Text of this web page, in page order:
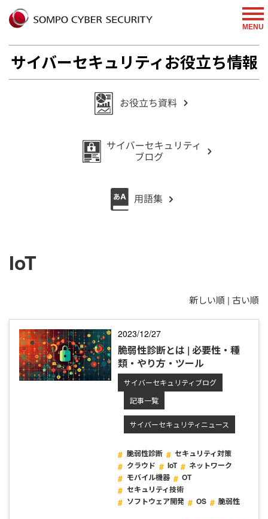
MENU
サイバーセキュリティお役立ち情報
IoT
新しい順 | 古い順
2023/12/27
脆弱性診断とは | 必要性・種
類・やり方・ツール
サイバーセキュリティブログ
記事一覧
サイバーセキュリティニュース
脆弱性診断
セキュリティ対策
クラウド
IoT
ネットワーク
モバイル機器
OT
セキュリティ技術
ソフトウェア開発
OS 脆弱性